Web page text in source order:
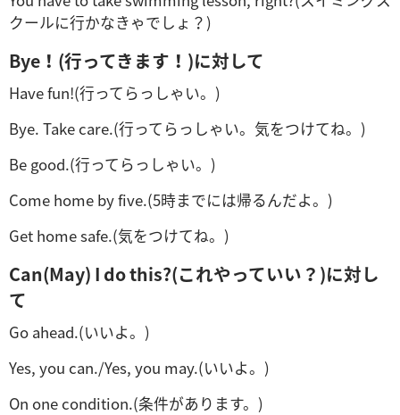
クールに行かなきゃでしょ？)
Bye！(行ってきます！)に対して
Have fun!(行ってらっしゃい。)
Bye. Take care.(行ってらっしゃい。気をつけてね。)
Be good.(行ってらっしゃい。)
Come home by five.(5時までには帰るんだよ。)
Get home safe.(気をつけてね。)
Can(May) I do this?(これやっていい？)に対し
て
Go ahead.(いいよ。)
Yes, you can./Yes, you may.(いいよ。)
On one condition.(条件があります。)